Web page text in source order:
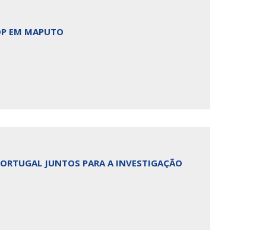
EM MAPUTO
JUNTOS PARA A INVESTIGAÇÃO